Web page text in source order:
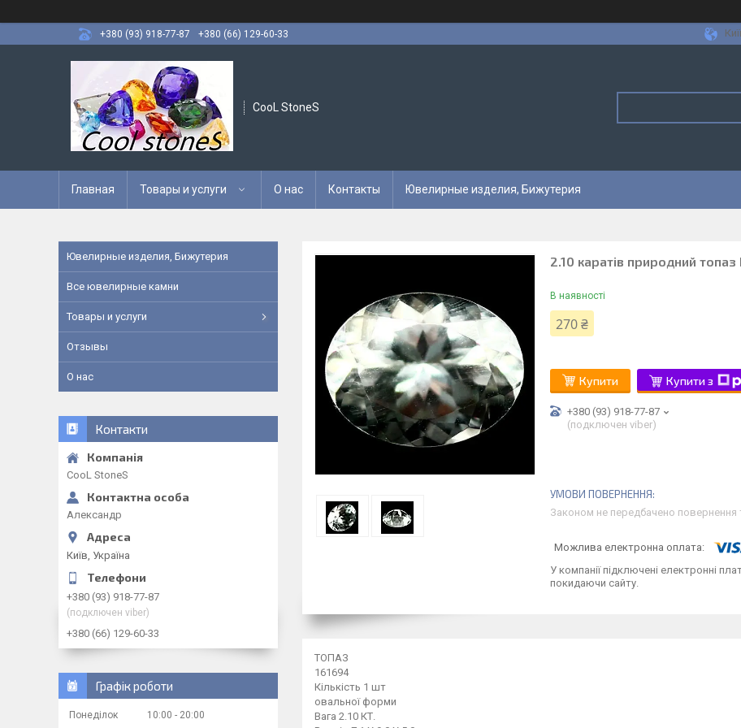
+380 (93) 918-77-87
+380 (66) 129-60-33
CooL StoneS
Главная Товары и услуги О нас Контакты Ювелирные изделия, Бижутерия
2.10 каратів природний топаз
В наявності
270 ₴
Купити Купити з
+380 (93) 918-77-87
(подключен viber)
Законом не передбачено повернення
У компанії підключені електронні
покидаючи сайту.
ТОПАЗ
161694
Кількість 1 шт
овальної форми
Вага 2.10 КТ.
Ювелирные изделия, Бижутерия
Все ювелирные камни
Товары и услуги
Отзывы
О нас
Контакти
CooL StoneS
Александр
Київ, Україна
+380 (93) 918-77-87
(подключен viber)
+380 (66) 129-60-33
Графік роботи
Понеділок 10:00
20:00